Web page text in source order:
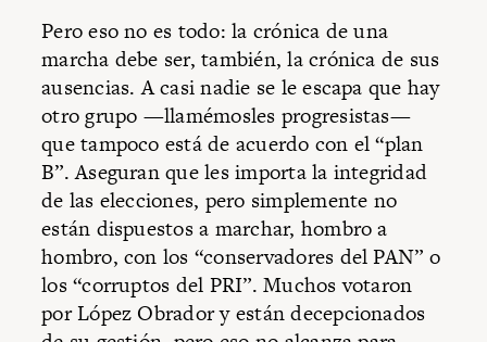
Pero eso no es todo: la crónica de una
marcha debe ser, también, la crónica de sus
ausencias. A casi nadie se le escapa que hay
otro grupo —llamémosles progresistas—
que tampoco está de acuerdo con el “plan
B”. Aseguran que les importa la integridad
de las elecciones, pero simplemente no
están dispuestos a marchar, hombro a
hombro, con los “conservadores del PAN” o
los “corruptos del PRI”. Muchos votaron
por López Obrador y están decepcionados